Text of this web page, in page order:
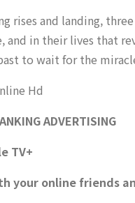
rises and landing,
in their lives that
to wait for the
ADVERTISING
TV+
your online friends